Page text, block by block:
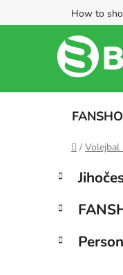
to
How to
Home
/ Volejbal
S
d
b
categories
C
a
e
o